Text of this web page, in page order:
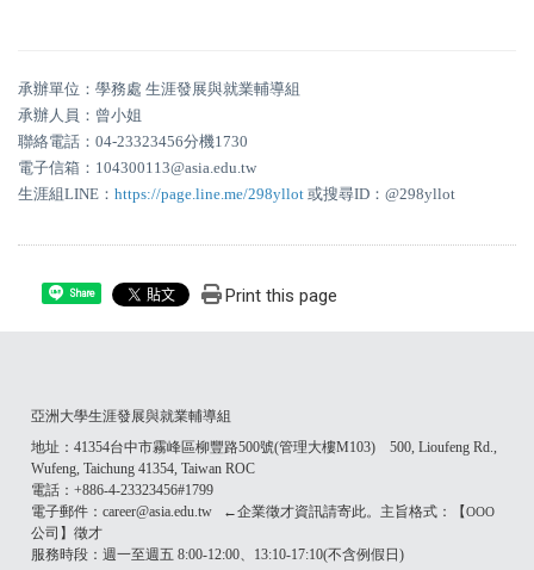
承辦單位：學務處 生涯發展與就業輔導組
承辦人員：曾小姐
聯絡電話：04-23323456分機1730
電子信箱：104300113@asia.edu.tw
生涯組LINE： https://page.line.me/298yllot 或搜尋ID：@298yllot
Share Print this page
亞洲大學生涯發展與就業輔導組
地址：41354台中市霧峰區柳豐路500號(管理大樓M103) 500, Lioufeng Rd.,
Wufeng, Taichung 41354, Taiwan ROC
電話：+886-4-23323456#1799
電子郵件：career@asia.edu.tw ←企業徵才資訊請寄此。主旨格式：【OOO
公司】徵才
服務時段：週一至週五 8:00-12:00、13:10-17:10(不含例假日)